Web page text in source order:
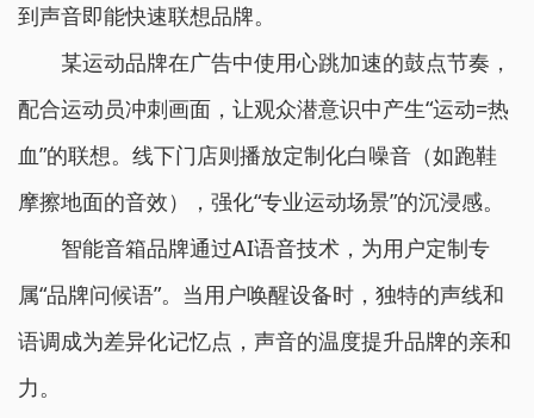
到声音即能快速联想品牌。
某运动品牌在广告中使用心跳加速的鼓点节奏，
配合运动员冲刺画面，让观众潜意识中产生“运动=热
血”的联想。线下门店则播放定制化白噪音（如跑鞋
摩擦地面的音效），强化“专业运动场景”的沉浸感。
智能音箱品牌通过AI语音技术，为用户定制专
属“品牌问候语”。当用户唤醒设备时，独特的声线和
语调成为差异化记忆点，声音的温度提升品牌的亲和
力。